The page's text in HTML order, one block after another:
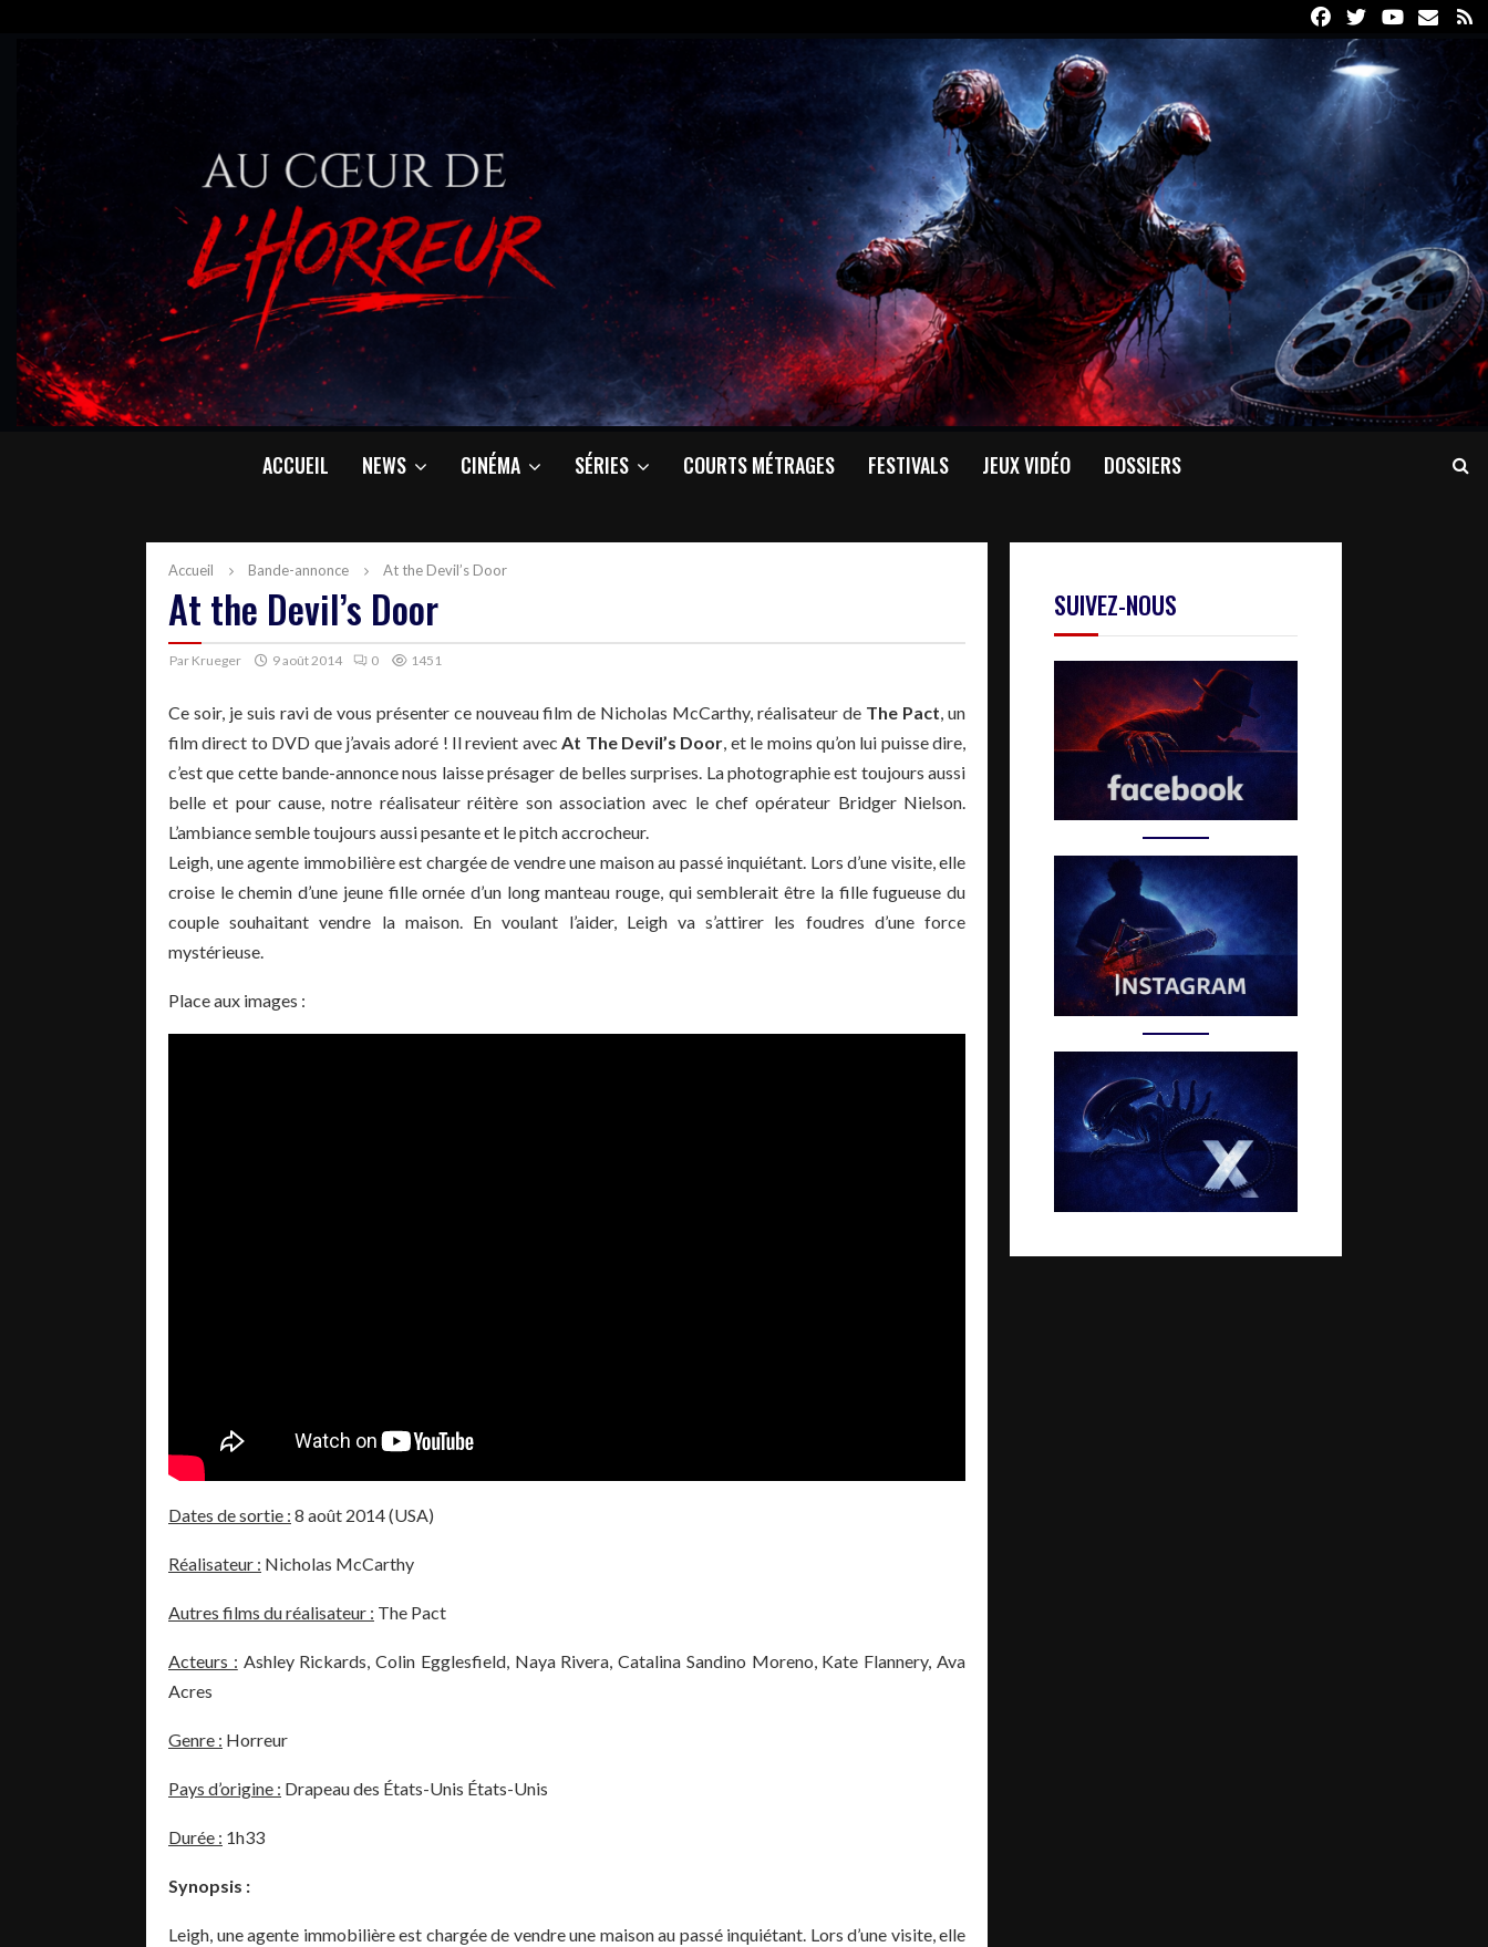
FacebookTwitterYoutube
Email
ACCUEIL NEWS CINÉMA SÉRIES COURTS MÉTRAGES FESTIVALS JEUX VIDÉO DOSSIERS
Accueil Bande-annonce At the Devil’s Door
At the Devil’s Door
Par Krueger 9 août 2014 0 1451
Ce soir, je suis ravi de vous présenter ce nouveau film de Nicholas McCarthy, réalisateur de The Pact, un
film direct to DVD que j’avais adoré ! Il revient avecAt The Devil’s Door, et le moins qu’on lui puisse dire,
c’est que cette bande-annonce nous laisse présager de belles surprises. La photographie est toujours aussi
belle et pour cause, notre réalisateur réitère son association avec le chef opérateur Bridger Nielson.
L’ambiance semble toujours aussi pesante et le pitch accrocheur.
Leigh, une agente immobilière est chargée de vendre une maison au passé inquiétant. Lors d’une visite, elle
croise le chemin d’une jeune fille ornée d’un long manteau rouge, qui semblerait être la fille fugueuse du
couple souhaitant vendre la maison. En voulant l’aider, Leigh va s’attirer les foudres d’une force
mystérieuse.
Place aux images :
Dates de sortie : 8 août 2014 (USA)
Réalisateur : Nicholas McCarthy
Autres films du réalisateur : The Pact
Acteurs : Ashley Rickards, Colin Egglesfield, Naya Rivera, Catalina Sandino Moreno, Kate Flannery, Ava
Acres
Genre : Horreur
Pays d’origine : Drapeau des États-Unis États-Unis
Durée : 1h33
Synopsis :
Leigh, une agente immobilière est chargée de vendre une maison au passé inquiétant. Lors d’une visite, elle
SUIVEZ-NOUS